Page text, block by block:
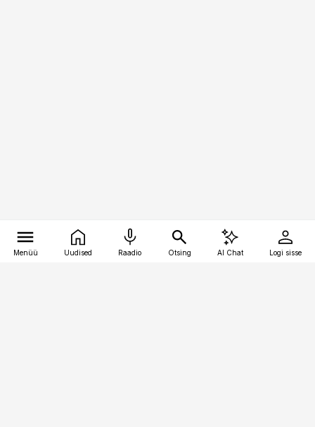
Menüü Uudised Raadio Otsing AI Chat Logi sisse